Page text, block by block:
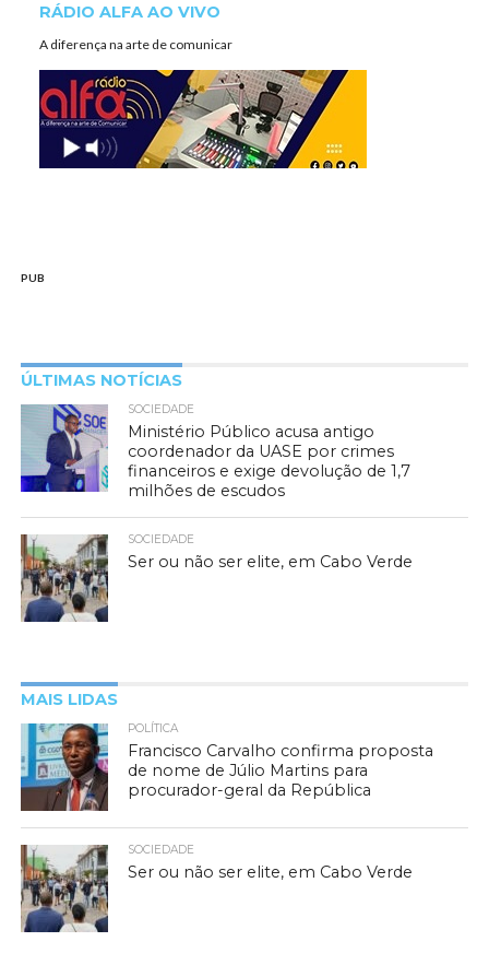
RÁDIO ALFA AO VIVO
A diferença na arte de comunicar
PUB
ÚLTIMAS NOTÍCIAS
SOCIEDADE
Ministério Público acusa antigo
coordenador da UASE por crimes
financeiros e exige devolução de 1,7
milhões de escudos
SOCIEDADE
Ser ou não ser elite, em Cabo Verde
MAIS LIDAS
POLÍTICA
Francisco Carvalho confirma proposta
de nome de Júlio Martins para
procurador-geral da República
SOCIEDADE
Ser ou não ser elite, em Cabo Verde